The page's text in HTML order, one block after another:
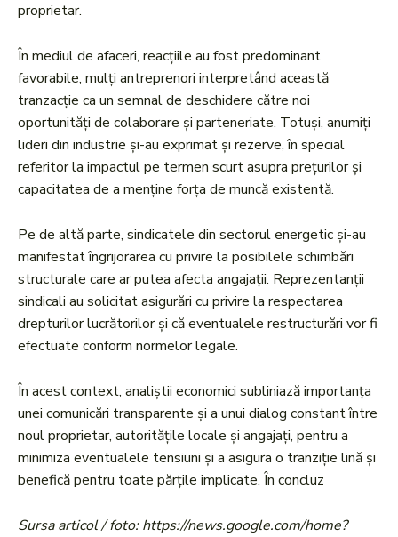
proprietar.
În mediul de afaceri, reacțiile au fost predominant
favorabile, mulți antreprenori interpretând această
tranzacție ca un semnal de deschidere către noi
oportunități de colaborare și parteneriate. Totuși, anumiți
lideri din industrie și-au exprimat și rezerve, în special
referitor la impactul pe termen scurt asupra prețurilor și
capacitatea de a menține forța de muncă existentă.
Pe de altă parte, sindicatele din sectorul energetic și-au
manifestat îngrijorarea cu privire la posibilele schimbări
structurale care ar putea afecta angajații. Reprezentanții
sindicali au solicitat asigurări cu privire la respectarea
drepturilor lucrătorilor și că eventualele restructurări vor fi
efectuate conform normelor legale.
În acest context, analiștii economici subliniază importanța
unei comunicări transparente și a unui dialog constant între
noul proprietar, autoritățile locale și angajați, pentru a
minimiza eventualele tensiuni și a asigura o tranziție lină și
benefică pentru toate părțile implicate. În concluz
Sursa articol / foto: https://news.google.com/home?